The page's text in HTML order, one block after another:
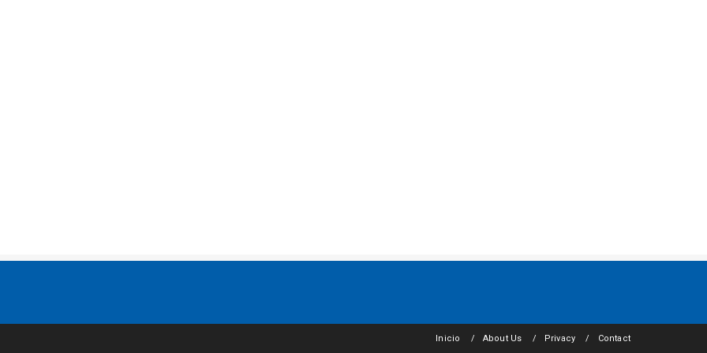
Inicio About Us Privacy Contact